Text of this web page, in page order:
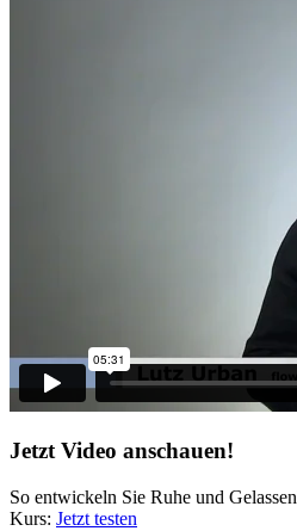
Jetzt Video anschauen!
So entwickeln Sie Ruhe und
Kurs: Jetzt testen